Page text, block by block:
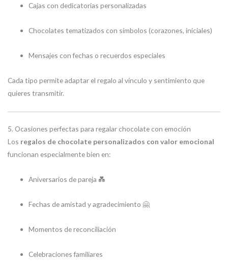
Cajas con dedicatorias personalizadas
Chocolates tematizados con símbolos (corazones, iniciales)
Mensajes con fechas o recuerdos especiales
Cada tipo permite adaptar el regalo al vínculo y sentimiento que
quieres transmitir.
5. Ocasiones perfectas para regalar chocolate con emoción
Los regalos de chocolate personalizados con valor emocional
funcionan especialmente bien en:
Aniversarios de pareja 💑
Fechas de amistad y agradecimiento 🤗
Momentos de reconciliación
Celebraciones familiares